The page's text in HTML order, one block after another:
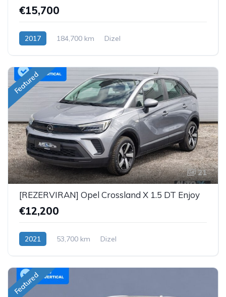
€15,700
2017 184,700 km Dizel
Featured
21
[REZERVIRAN] Opel Crossland X 1.5 DT Enjoy
€12,200
2021 53,700 km Dizel
Featured